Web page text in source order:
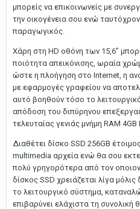
μπορείς να επικοινωνείς με
την οικογένεια σου ενώ
παραγωγικός.
Χάρη στη HD οθόνη των 15,6”
ποιότητα απεικόνισης, ωραία
ώστε η πλοήγηση στο Internet, η
με εφαρμογές γραφείου να
αυτό βοηθούν τόσο το
απόδοση του διπύρηνου
τελευταίας γενιάς μνήμη RAM 4GB
Διαθέτει δίσκο SSD 256GB
multimedia αρχεία ενώ θα σου
πολύ γρηγορότερα από τον
δίσκος SSD χρειάζεται λίγα
το λειτουργικό σύστημα,
επιβαρύνει ελάχιστα τη